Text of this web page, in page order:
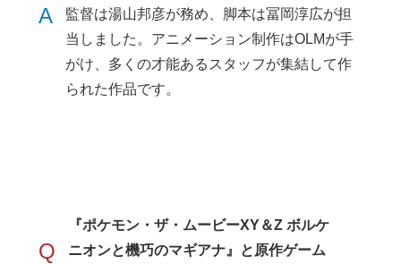
A
監督は湯山邦彦が務め、脚本は冨岡淳広が担
当しました。アニメーション制作はOLMが手
がけ、多くの才能あるスタッフが集結して作
られた作品です。
Q
『ポケモン・ザ・ムービーXY＆Z ボルケ
ニオンと機巧のマギアナ』と原作ゲーム